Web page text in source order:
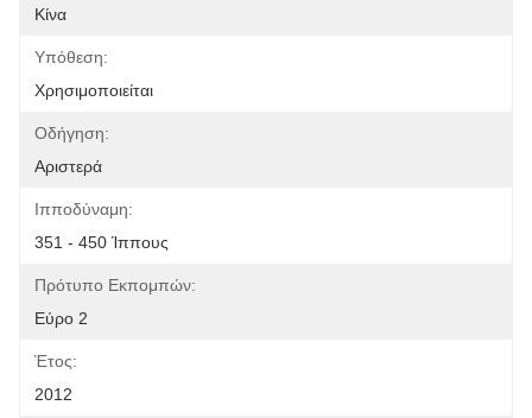
Κίνα
Υπόθεση:
Χρησιμοποιείται
Οδήγηση:
Αριστερά
Ιπποδύναμη:
351 - 450 Ίππους
Πρότυπο Εκπομπών:
Εύρο 2
Έτος:
2012